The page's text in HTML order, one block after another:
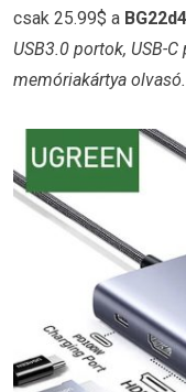
csak 25.99$ a
USB3.0 portok, USB-
memóriakártya olvasó.